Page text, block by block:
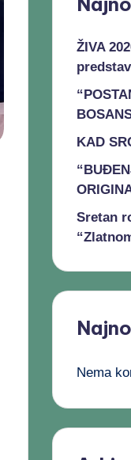
ŽIVA
KAD
Sretan
Nema